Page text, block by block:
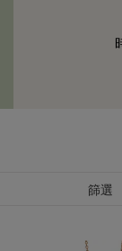
篩選